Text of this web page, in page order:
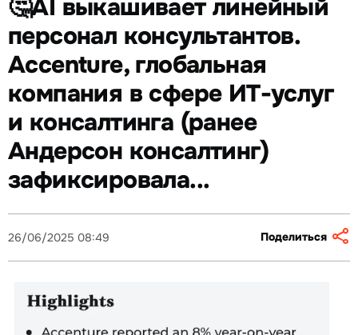
🤔AI выкашивает линейный
персонал консультантов.
Accenture, глобальная
компания в сфере ИТ-услуг
и консалтинга (ранее
Андерсон консалтинг)
зафиксировала...
26/06/2025 08:49 Поделиться